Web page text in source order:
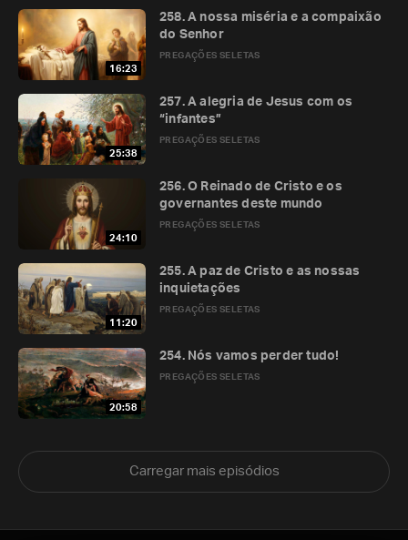
16:23
PREGAÇÕES SELETAS
258. A nossa miséria e a compaixão
do Senhor
25:38
PREGAÇÕES SELETAS
257. A alegria de Jesus com os
“infantes”
24:10
PREGAÇÕES SELETAS
256. O Reinado de Cristo e os
governantes deste mundo
11:20
PREGAÇÕES SELETAS
255. A paz de Cristo e as nossas
inquietações
20:58
PREGAÇÕES SELETAS
254. Nós vamos perder tudo!
Carregar mais episódios